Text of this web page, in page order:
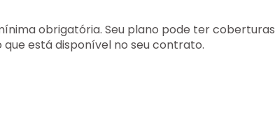
obrigatória. Seu plano pode ter coberturas
está disponível no seu contrato.